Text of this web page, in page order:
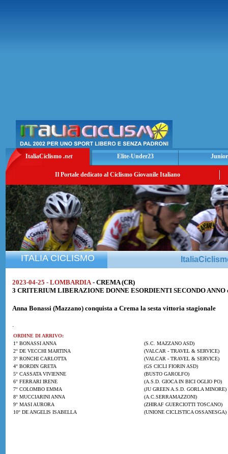
ItaliaCiclismo .net Elite-Under23
Il Portale dedicato al Ciclismo Giovanile Italiano
ITALIA CICLISMO
2023-04-25 - LOMBARDIA - CREMA (CR)
3 CRITERIUM LIBERAZIONE DONNE ESORDIENTI SECONDO
Anna Bonassi (Mazzano) conquista a Crema la sesta vittoria stagionale
.
ORDINE DI ARRIVO:
1° BONASSI ANNA
(S.C. MAZZANO ASD)
2° DE VECCHI MARTINA
(VALCAR - TRAVEL & SERVICE)
3° RONCHI CARLOTTA
(VALCAR - TRAVEL & SERVICE)
4° BORDIN GRETA
(GS CICLI FIORIN ASD)
5° CASSATA VIVIENNE
(BUSTO GAROLFO)
6° FERRARI IRENE
(A.S.D. GIOCA IN BICI OGLIO PO)
7° COLOMBO EMMA
(JU GREEN A.S.D. GORLA MINORE)
8° MUCCIARINI ANNA
(A.C.SERRAMAZZONI)
9° MASI AURORA
(ZHIRAF GUERCIOTTI TOSCANO)
10° DE ANGELIS ISABELLA
(UNIONE CICLISTICA OSSANESGA)